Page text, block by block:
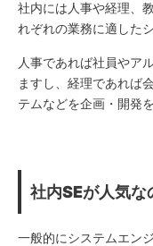
社内には人事や経理、
れぞれの業務に適した
人事であれば社員やア
ますし、経理であれば
テムなどを企画・開発
社内SEが人気な
一般的にシステムエン